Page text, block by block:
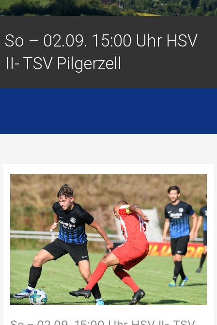
So – 02.09. 15:00 Uhr HSV
II- TSV Pilgerzell